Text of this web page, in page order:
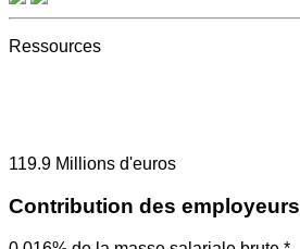
Ressources
119.9 Millions d'euros
Contribution des employeurs